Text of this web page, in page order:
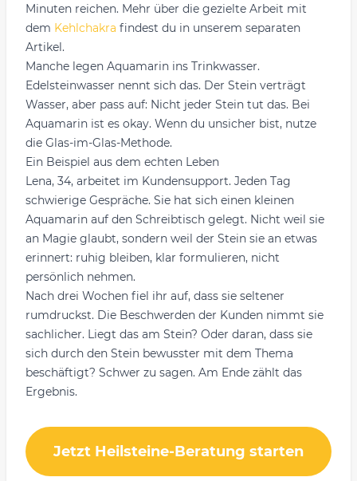
Minuten reichen. Mehr über die gezielte Arbeit mit
dem Kehlchakra findest du in unserem separaten
Artikel.
Manche legen Aquamarin ins Trinkwasser.
Edelsteinwasser nennt sich das. Der Stein verträgt
Wasser, aber pass auf: Nicht jeder Stein tut das. Bei
Aquamarin ist es okay. Wenn du unsicher bist, nutze
die Glas-im-Glas-Methode.
Ein Beispiel aus dem echten Leben
Lena, 34, arbeitet im Kundensupport. Jeden Tag
schwierige Gespräche. Sie hat sich einen kleinen
Aquamarin auf den Schreibtisch gelegt. Nicht weil sie
an Magie glaubt, sondern weil der Stein sie an etwas
erinnert: ruhig bleiben, klar formulieren, nicht
persönlich nehmen.
Nach drei Wochen fiel ihr auf, dass sie seltener
rumdruckst. Die Beschwerden der Kunden nimmt sie
sachlicher. Liegt das am Stein? Oder daran, dass sie
sich durch den Stein bewusster mit dem Thema
beschäftigt? Schwer zu sagen. Am Ende zählt das
Ergebnis.
Jetzt Heilsteine-Beratung starten